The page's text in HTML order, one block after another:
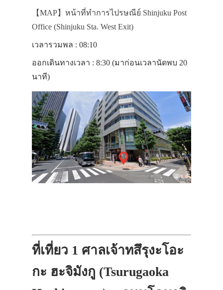
【MAP】หน้าที่ทำการไปรษณีย์ Shinjuku Post
Office (Shinjuku Sta. West Exit)
เวลารวมพล : 08:10
ออกเดินทางเวลา : 8:30 (มาก่อนเวลานัดพบ 20
นาที)
ที่เที่ยว 1 ศาลเจ้าทสึรุงะโอะ
กะ ฮะจิมังกู (Tsurugaoka